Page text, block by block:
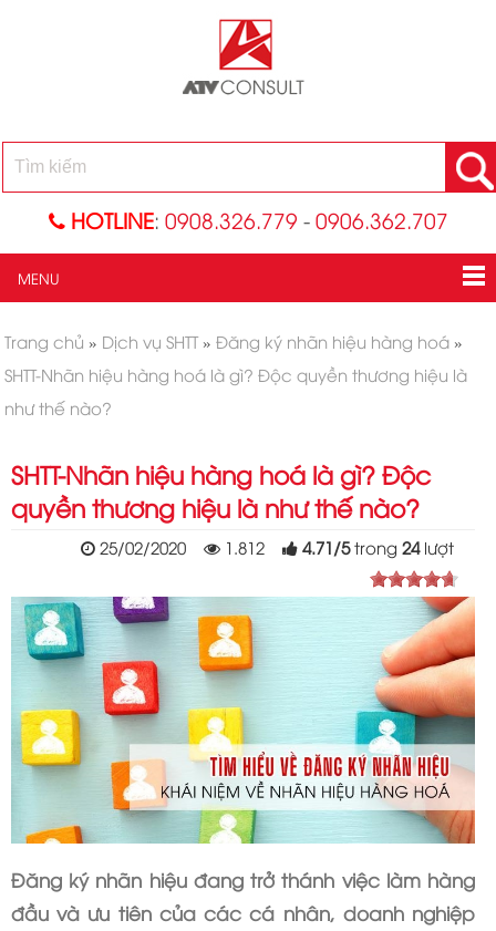
HOTLINE: 0908.326.779 - 0906.362.707
MENU
Trang chủ » Dịch vụ SHTT» Đăng ký nhãn hiệu hàng hoá »
SHTT-Nhãn hiệu hàng hoá là gì? Độc quyền thương hiệu là
như thế nào?
SHTT-Nhãn hiệu hàng hoá là gì? Độc
quyền thương hiệu là như thế nào?
25/02/2020 1.812 4.71/5trong24lượt
Đăng ký nhãn hiệu đang trở thánh việc làm hàng
đầu và ưu tiên của các cá nhân, doanh nghiệp